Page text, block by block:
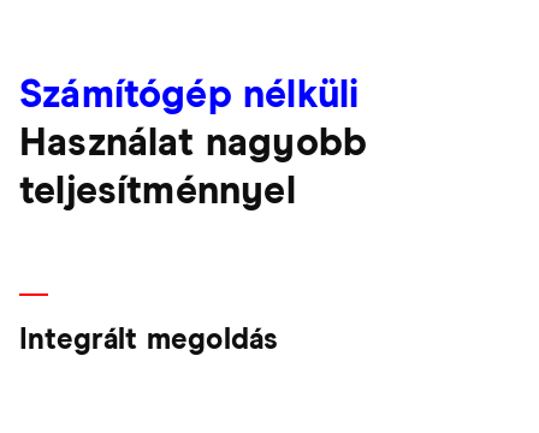
Számítógép nélküli
Használat nagyobb
teljesítménnyel
Integrált megoldás